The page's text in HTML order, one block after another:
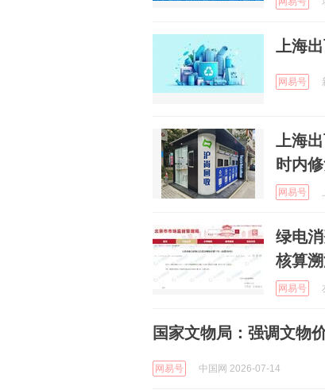
上海
网易号
上海
时内
网易号
绿电
核算
网易号
国家文物局：强调文物
网易号 中国网 2026-07-14